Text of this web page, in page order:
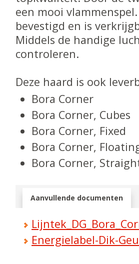
een mooi
bevestigd en is
Middels de handige
controleren.
Deze haard is ook
Bora Corner
Bora Corner, Cubes
Bora Corner, Fixed
Bora Corner,
Bora Corner,
Aanvullende documenten
Energielabel-Dik-